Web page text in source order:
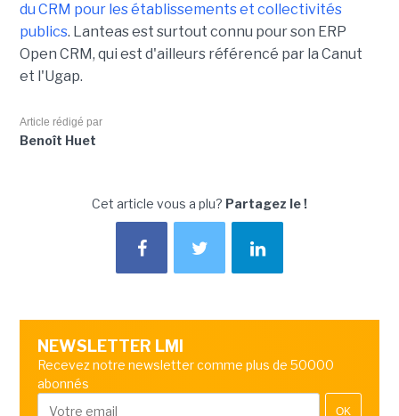
du CRM pour les établissements et collectivités
publics. Lanteas est surtout connu pour son ERP
Open CRM, qui est d'ailleurs référencé par la Canut
et l'Ugap.
Article rédigé par
Benoît Huet
Cet article vous a plu? Partagez le !
NEWSLETTER LMI
Recevez notre newsletter comme plus de 50000
abonnés
OK